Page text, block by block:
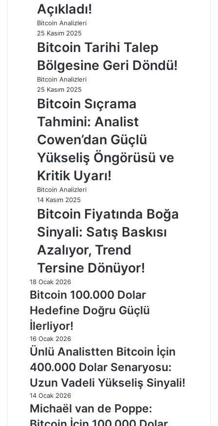
Açıkladı!
Bitcoin Analizleri
25 Kasım 2025
Bitcoin Tarihi Talep
Bölgesine Geri Döndü!
Bitcoin Analizleri
25 Kasım 2025
Bitcoin Sıçrama
Tahmini: Analist
Cowen’dan Güçlü
Yükseliş Öngörüsü ve
Kritik Uyarı!
Bitcoin Analizleri
14 Kasım 2025
Bitcoin Fiyatında Boğa
Sinyali: Satış Baskısı
Azalıyor, Trend
Tersine Dönüyor!
18 Ocak 2026
Bitcoin 100.000 Dolar
Hedefine Doğru Güçlü
İlerliyor!
16 Ocak 2026
Ünlü Analistten Bitcoin İçin
400.000 Dolar Senaryosu:
Uzun Vadeli Yükseliş Sinyali!
14 Ocak 2026
Michaël van de Poppe: